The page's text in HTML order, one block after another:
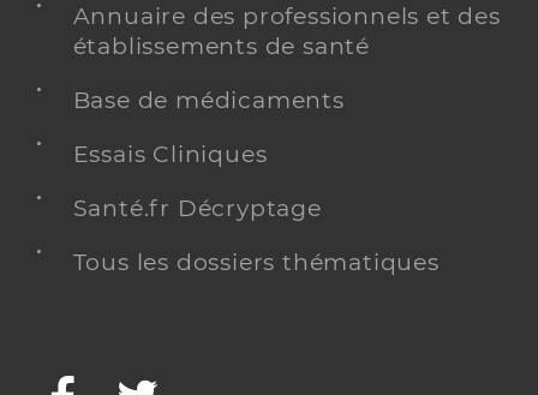
Annuaire des professionnels et des
établissements de santé
Base de médicaments
Essais Cliniques
Santé.fr Décryptage
Tous les dossiers thématiques
Facebook